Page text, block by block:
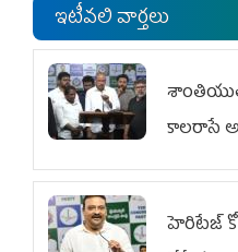
ఇటీవలి వార్తలు
కాలరాసే
హెరిటేజ్